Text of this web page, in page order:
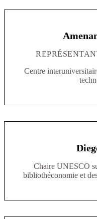
Centre
Chaire UNESCO
bibliothéconomie et